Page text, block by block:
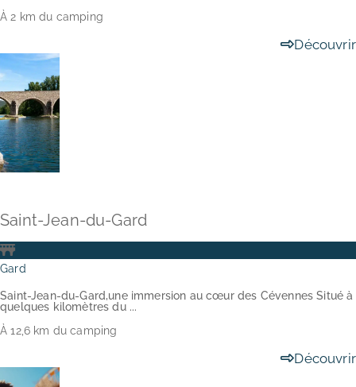
L’EXPERIENCE MAÏANA HOLIDAYS
À 2 km du camping
Découvrir
Saint-Jean-du-Gard
Gard
Saint-Jean-du-Gard,une immersion au cœur des Cévennes Situé à
quelques kilomètres du ...
À 12,6 km du camping
Découvrir